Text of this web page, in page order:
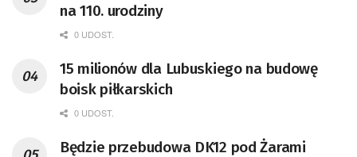
na 110. urodziny
0 UDOST.
15 milionów dla Lubuskiego na budowę
boisk piłkarskich
0 UDOST.
Będzie przebudowa DK12 pod Żarami